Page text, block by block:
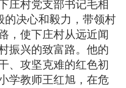
的决心和毅力，带领村
，使下庄村从远近闻
振兴的致富路。他的
、攻坚克难的红色初
学教师王红旭，在危